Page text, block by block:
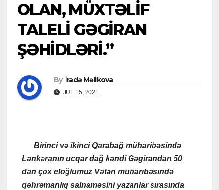
OLAN, MÜXTƏLİF
TALELİ GƏGİRAN
ŞƏHİDLƏRİ.”
By İradə Məlikova
JUL 15, 2021
Birinci və ikinci Qarabağ müharibəsində
Lənkəranın ucqar dağ kəndi Gəgirandan 50
dan çox eloğlumuz Vətən müharibəsində
qəhrəmanlıq salnaməsini yazanlar sırasında